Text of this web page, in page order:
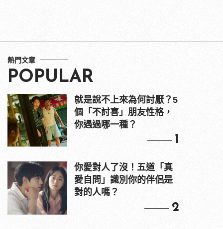
熱門文章
POPULAR
就是說不上來為何討厭？5
個「不討喜」朋友性格，
你遇過哪一種？
1
你愛對人了沒！五道「真
愛自問」識別你的伴侶是
對的人嗎？
2